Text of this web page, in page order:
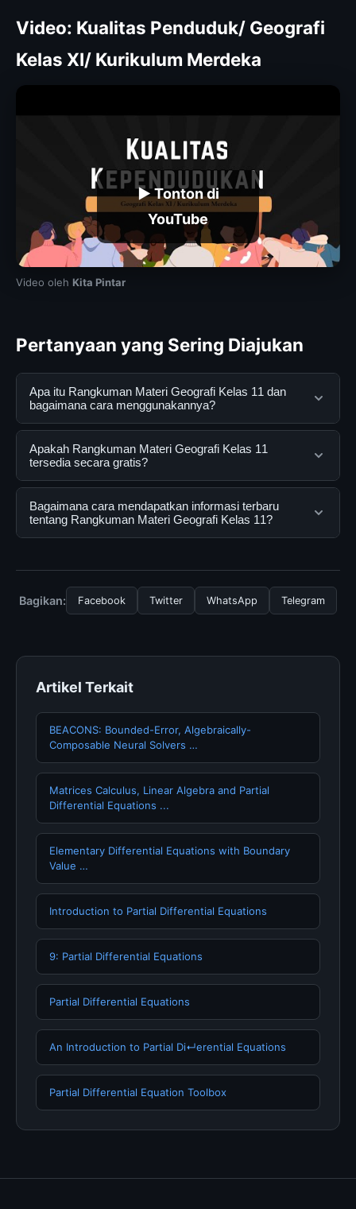
Video: Kualitas Penduduk/ Geografi
Kelas XI/ Kurikulum Merdeka
▶ Tonton di
YouTube
Video oleh Kita Pintar
Pertanyaan yang Sering Diajukan
Apa itu Rangkuman Materi Geografi Kelas 11 dan
bagaimana cara menggunakannya?
Rangkuman Materi Geografi Kelas 11 adalah layanan
digital yang dirancang untuk membantu pengguna
mendapatkan informasi lengkap dan terpercaya. Anda
dapat menggunakannya dengan mengunjungi situs
resmi dan mengikuti panduan yang tersedia.
Apakah Rangkuman Materi Geografi Kelas 11
tersedia secara gratis?
Ya, Rangkuman Materi Geografi Kelas 11 dapat diakses
secara gratis oleh semua pengguna. Tidak ada biaya
tersembunyi atau langganan yang diperlukan untuk
Bagaimana cara mendapatkan informasi terbaru
tentang Rangkuman Materi Geografi Kelas 11?
mengunjungi halaman resmi kami secara berkala. Kami
selalu memperbarui konten dengan informasi terkini dan
Bagikan: Facebook Twitter WhatsApp Telegram
Artikel Terkait
BEACONS: Bounded-Error, Algebraically-
Composable Neural Solvers …
Matrices Calculus, Linear Algebra and Partial
Differential Equations ...
Elementary Differential Equations with Boundary
Value …
Introduction to Partial Differential Equations
9: Partial Differential Equations
Partial Differential Equations
An Introduction to Partial Di↵erential Equations
Partial Differential Equation Toolbox